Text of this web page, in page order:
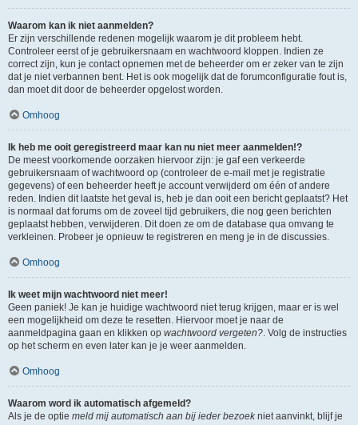
Waarom kan ik niet aanmelden?
Er zijn verschillende redenen mogelijk waarom je dit probleem hebt.
Controleer eerst of je gebruikersnaam en wachtwoord kloppen. Indien ze
correct zijn, kun je contact opnemen met de beheerder om er zeker van te zijn
dat je niet verbannen bent. Het is ook mogelijk dat de forumconfiguratie fout is,
dan moet dit door de beheerder opgelost worden.
Omhoog
Ik heb me ooit geregistreerd maar kan nu niet meer aanmelden!?
De meest voorkomende oorzaken hiervoor zijn: je gaf een verkeerde
gebruikersnaam of wachtwoord op (controleer de e-mail met je registratie
gegevens) of een beheerder heeft je account verwijderd om één of andere
reden. Indien dit laatste het geval is, heb je dan ooit een bericht geplaatst? Het
is normaal dat forums om de zoveel tijd gebruikers, die nog geen berichten
geplaatst hebben, verwijderen. Dit doen ze om de database qua omvang te
verkleinen. Probeer je opnieuw te registreren en meng je in de discussies.
Omhoog
Ik weet mijn wachtwoord niet meer!
Geen paniek! Je kan je huidige wachtwoord niet terug krijgen, maar er is wel
een mogelijkheid om deze te resetten. Hiervoor moet je naar de
aanmeldpagina gaan en klikken op wachtwoord vergeten?. Volg de instructies
op het scherm en even later kan je je weer aanmelden.
Omhoog
Waarom word ik automatisch afgemeld?
Als je de optie meld mij automatisch aan bij ieder bezoekniet aanvinkt, blijf je